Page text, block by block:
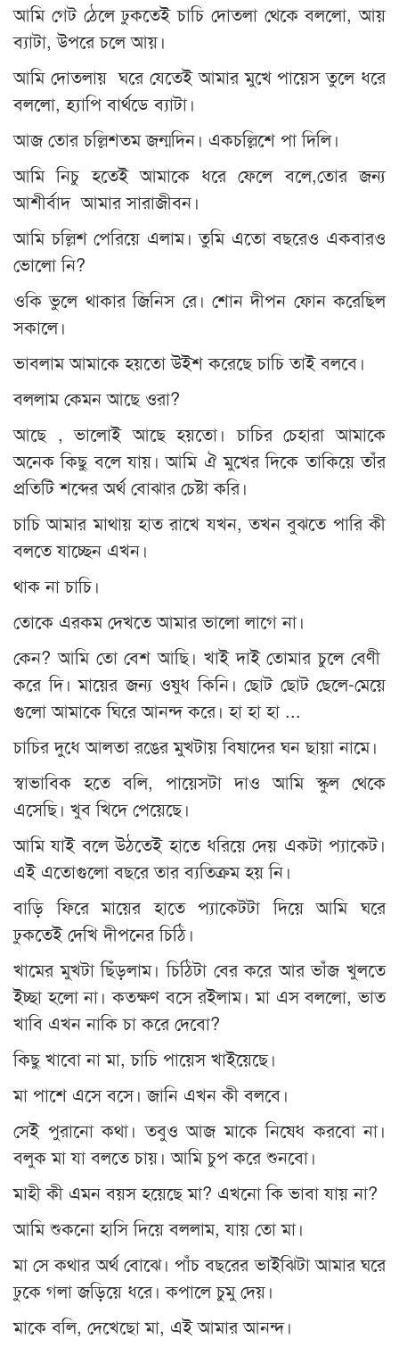
আমি গেট ঠেলে ঢুকতেই চাচি দোতলা থেকে বললো, আয়
ব্যাটা, উপরে চলে আয়।
আমি দোতলায় ঘরে যেতেই আমার মুখে পায়েস তুলে ধরে
বললো, হ্যাপি বার্থডে ব্যাটা।
আজ তোর চল্লিশতম জন্মদিন। একচল্লিশে পা দিলি।
আমি নিচু হতেই আমাকে ধরে ফেলে বলে,তোর জন্য
আশীর্বাদ আমার সারাজীবন।
আমি চল্লিশ পেরিয়ে এলাম। তুমি এতো বছরেও একবারও
ভোলো নি?
ওকি ভুলে থাকার জিনিস রে। শোন দীপন ফোন করেছিল
সকালে।
ভাবলাম আমাকে হয়তো উইশ করেছে চাচি তাই বলবে।
বললাম কেমন আছে ওরা?
আছে , ভালোই আছে হয়তো। চাচির চেহারা আমাকে
অনেক কিছু বলে যায়। আমি ঐ মুখের দিকে তাকিয়ে তাঁর
প্রতিটি শব্দের অর্থ বোঝার চেষ্টা করি।
চাচি আমার মাথায় হাত রাখে যখন, তখন বুঝতে পারি কী
বলতে যাচ্ছেন এখন।
থাক না চাচি।
তোকে এরকম দেখতে আমার ভালো লাগে না।
কেন? আমি তো বেশ আছি। খাই দাই তোমার চুলে বেণী
করে দি। মায়ের জন্য ওষুধ কিনি। ছোট ছোট ছেলে-মেয়ে
গুলো আমাকে ঘিরে আনন্দ করে। হা হা হা ...
চাচির দুধে আলতা রঙের মুখটায় বিষাদের ঘন ছায়া নামে।
স্বাভাবিক হতে বলি, পায়েসটা দাও আমি স্কুল থেকে
এসেছি। খুব খিদে পেয়েছে।
আমি যাই বলে উঠতেই হাতে ধরিয়ে দেয় একটা প্যাকেট।
এই এতোগুলো বছরে তার ব্যতিক্রম হয় নি।
বাড়ি ফিরে মায়ের হাতে প্যাকেটটা দিয়ে আমি ঘরে
ঢুকতেই দেখি দীপনের চিঠি।
খামের মুখটা ছিঁড়লাম। চিঠিটা বের করে আর ভাঁজ খুলতে
ইচ্ছা হলো না। কতক্ষণ বসে রইলাম। মা এস বললো, ভাত
খাবি এখন নাকি চা করে দেবো?
কিছু খাবো না মা, চাচি পায়েস খাইয়েছে।
মা পাশে এসে বসে। জানি এখন কী বলবে।
সেই পুরানো কথা। তবুও আজ মাকে নিষেধ করবো না।
বলুক মা যা বলতে চায়। আমি চুপ করে শুনবো।
মাহী কী এমন বয়স হয়েছে মা? এখনো কি ভাবা যায় না?
আমি শুকনো হাসি দিয়ে বললাম, যায় তো মা।
মা সে কথার অর্থ বোঝে। পাঁচ বছরের ভাইঝিটা আমার ঘরে
ঢুকে গলা জড়িয়ে ধরে। কপালে চুমু দেয়।
মাকে বলি, দেখেছো মা, এই আমার আনন্দ।